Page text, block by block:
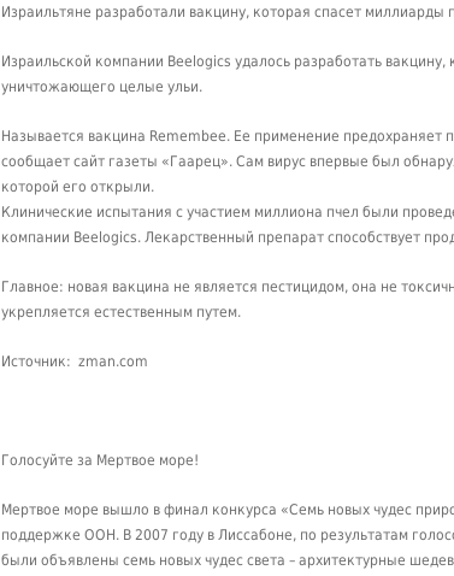
Израильтяне разработали вакцину, которая спасет миллиарды
Израильской компании Beelogics удалось разработать
уничтожающего целые ульи.
Называется вакцина Remembee. Ее применение предохраняет
сообщает сайт газеты «Гаарец». Сам вирус впервые был
которой его открыли.
Клинические испытания с участием миллиона пчел были
компании Beelogics. Лекарственный препарат способствует
Главное: новая вакцина не является пестицидом, она не
укрепляется естественным путем.
Источник: zman.com
Голосуйте за Мертвое море!
Мертвое море вышло в финал конкурса «Семь новых чудес
поддержке ООН. В 2007 году в Лиссабоне, по результатам
были объявлены семь новых чудес света – архитектурные